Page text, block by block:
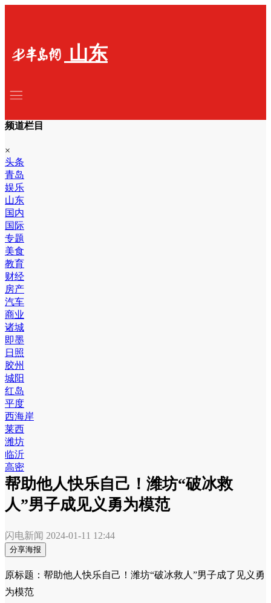
山东
频道栏目
×
头条
青岛
娱乐
山东
国内
国际
专题
美食
教育
财经
房产
汽车
商业
诸城
即墨
日照
胶州
城阳
红岛
平度
西海岸
莱西
潍坊
临沂
高密
帮助他人快乐自己！潍坊“破冰救
人”男子成见义勇为模范
闪电新闻 2024-01-11 12:44
分享海报
原标题：帮助他人快乐自己！潍坊“破冰救人”男子成了见义勇
为模范